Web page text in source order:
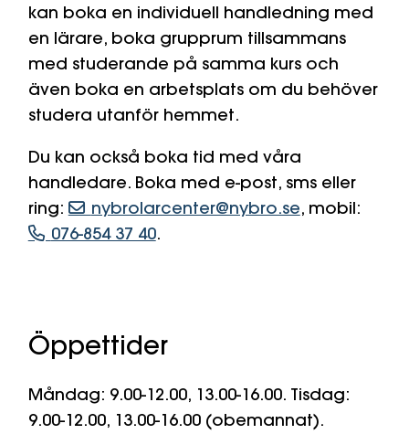
kan boka en individuell handledning med
en lärare, boka grupprum tillsammans
med studerande på samma kurs och
även boka en arbetsplats om du behöver
studera utanför hemmet.
Du kan också boka tid med våra
handledare. Boka med e-post, sms eller
ring:
nybrolarcenter@nybro.se, mobil:
076-854 37 40.
Öppettider
Måndag: 9.00-12.00, 13.00-16.00. Tisdag:
9.00-12.00, 13.00-16.00 (obemannat).